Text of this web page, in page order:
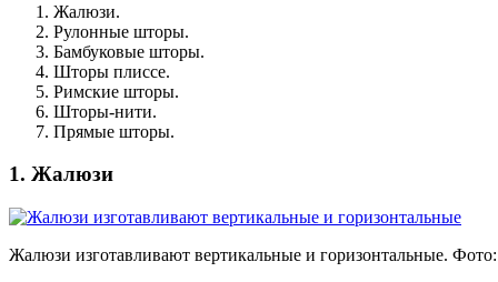
Жалюзи.
Рулонные шторы.
Бамбуковые шторы.
Шторы плиссе.
Римские шторы.
Шторы-нити.
Прямые шторы.
1. Жалюзи
Жалюзи изготавливают вертикальные и горизонтальные.